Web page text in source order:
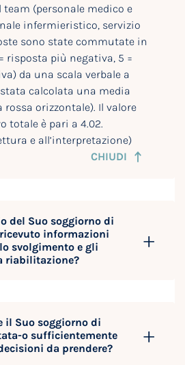
(personale medico e
infermieristico, servizio
sono state commutate in
risposta più negativa, 5 =
da una scala verbale a
calcolata una media
orizzontale). Il valore
totale è pari a 4.02.
e all’interpretazione)
CHIUDI
del Suo soggiorno di
informazioni
svolgimento e gli
riabilitazione?
il Suo soggiorno di
o sufficientemente
da prendere?